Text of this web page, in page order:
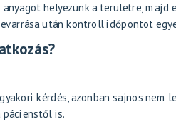
helyezünk a területre,
után kontroll időpontot
kérdés, azonban sajnos nem
is.